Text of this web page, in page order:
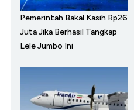
Pemerintah Bakal Kasih Rp26
Juta Jika Berhasil Tangkap
Lele Jumbo Ini